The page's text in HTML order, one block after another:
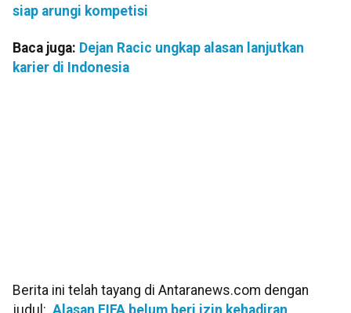
siap arungi kompetisi
Baca juga: Dejan Racic ungkap alasan lanjutkan
karier di Indonesia
Berita ini telah tayang di Antaranews.com dengan